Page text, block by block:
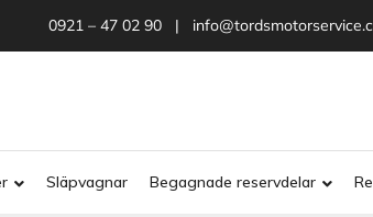
0921 – 47 02 90 |
Släpvagnar Begagnade reservdelar